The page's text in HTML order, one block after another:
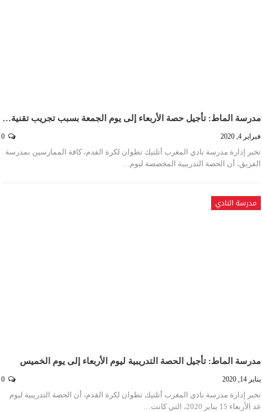
مدرسة الماط: تأجيل حصة الأربعاء إلى يوم الجمعة بسبب تجريب تقنية…
فبراير 4, 2020
تخبر إدارة مدرسة نادي المغرب أتلتيك تطوان لكرة القدم، كافة الممارسين بمدرسة
الفريق، أن الحصة التدريبية المخصصة ليوم…
مدرسة النادي
مدرسة الماط: تأجيل الحصة التدريبية ليوم الأربعاء إلى يوم الخميس
يناير 14, 2020
تخبر إدارة مدرسة نادي المغرب أتلتيك تطوان لكرة القدم، أن الحصة التدريبية ليوم
غد الأربعاء 15 يناير 2020، التي كانت…